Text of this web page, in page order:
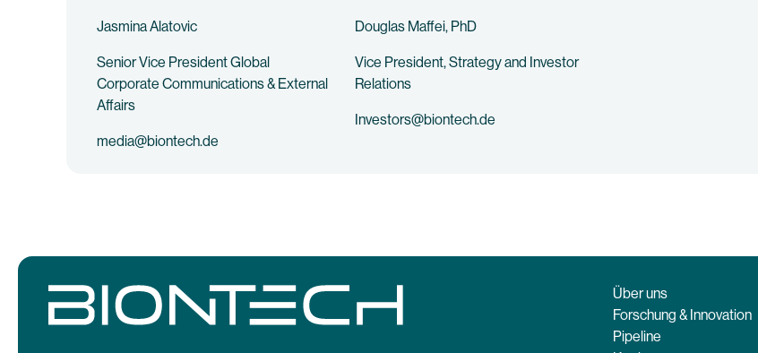
Jasmina Alatovic
Senior Vice President Global
Corporate Communications & External
Affairs
media@biontech.de
Douglas Maffei, PhD
Vice President, Strategy and Investor
Relations
Investors@biontech.de
Über uns
Forschung & Innovation
Pipeline